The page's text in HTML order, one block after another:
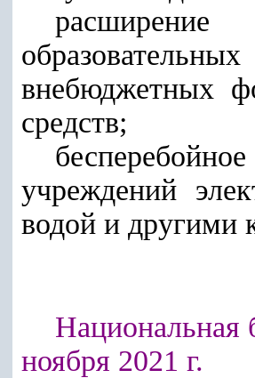
внебюджетных
средств;
учреждений
водой и другими
Национальная
ноября 2021 г.